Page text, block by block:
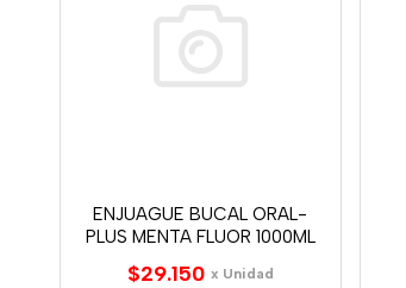
ENJUAGUE BUCAL ORAL-
PLUS MENTA FLUOR 1000ML
$29.150 x Unidad